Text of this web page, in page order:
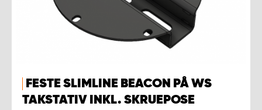
FESTE SLIMLINE BEACON PÅ WS
TAKSTATIV INKL. SKRUEPOSE